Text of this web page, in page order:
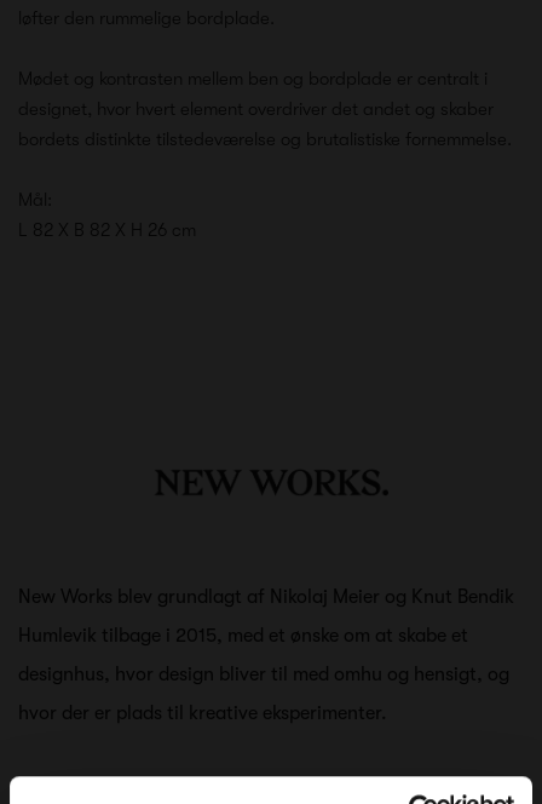
løfter den rummelige bordplade.
Mødet og kontrasten mellem ben og bordplade er centralt i
designet, hvor hvert element overdriver det andet og skaber
bordets distinkte tilstedeværelse og brutalistiske fornemmelse.
Mål:
L 82 X B 82 X H 26 cm
New Works blev grundlagt af Nikolaj Meier og Knut Bendik
Humlevik tilbage i 2015, med et ønske om at skabe et
designhus, hvor design bliver til med omhu og hensigt, og
hvor der er plads til kreative eksperimenter.
Sammen med et lille, dedikeret team har de sat sig for at